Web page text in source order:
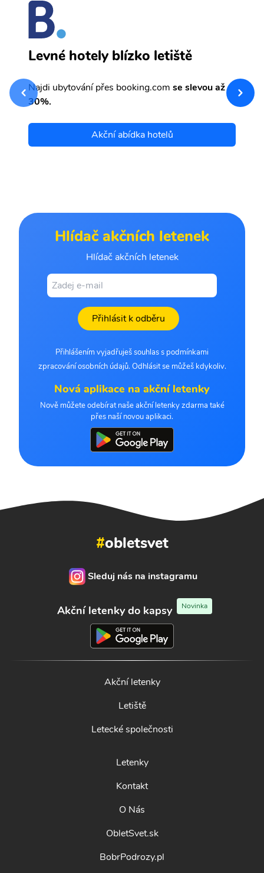
Levné hotely blízko letiště
Najdi ubytování přes booking.com se slevou až
30%.
Akční abídka hotelů
Hlídač akčních letenek
Hlídač akčních letenek
Přihlásit k odběru
Přihlášením vyjadřuješ souhlas s podmínkami
zpracování osobních údajů. Odhlásit se můžeš kdykoliv.
Nová aplikace na akční letenky
Nově můžete odebírat naše akční letenky zdarma také
přes naší novou aplikaci.
#obletsvet
Sleduj nás na instagramu
Akční letenky do kapsy Novinka
Akční letenky
Letiště
Letecké společnosti
Letenky
Kontakt
O Nás
ObletSvet.sk
BobrPodrozy.pl